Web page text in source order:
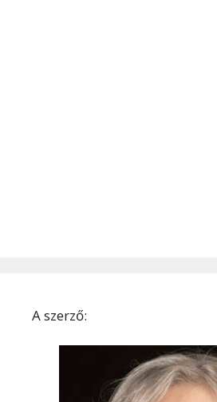
A szerző: